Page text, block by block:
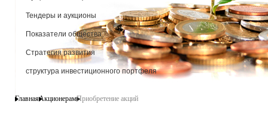
Тендеры и аукционы
Показатели общества
Стратегия развития
структура инвестиционного портфеля
ГлавнаяАкционерамПриобретение акций